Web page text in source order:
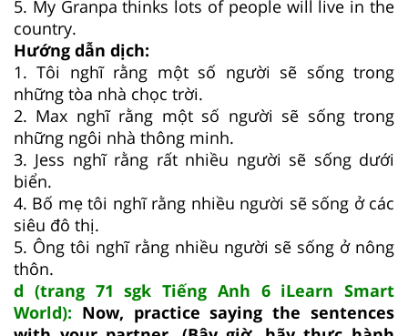
5. My Granpa thinks lots of people will live in the
country.
Hướng dẫn dịch:
1. Tôi nghĩ rằng một số người sẽ sống trong
những tòa nhà chọc trời.
2. Max nghĩ rằng một số người sẽ sống trong
những ngôi nhà thông minh.
3. Jess nghĩ rằng rất nhiều người sẽ sống dưới
biển.
4. Bố mẹ tôi nghĩ rằng nhiều người sẽ sống ở các
siêu đô thị.
5. Ông tôi nghĩ rằng nhiều người sẽ sống ở nông
thôn.
d (trang 71 sgk Tiếng Anh 6 iLearn Smart
World): Now, practice saying the sentences